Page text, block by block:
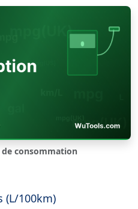
consommation
(L/100km)